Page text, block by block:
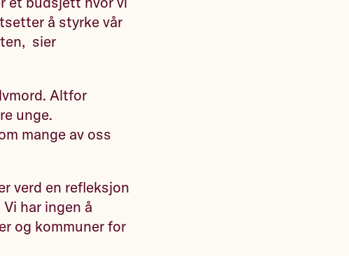
å styrke vår
sier
Altfor
unge.
mange av oss
verd en refleksjon
har ingen å
og kommuner for